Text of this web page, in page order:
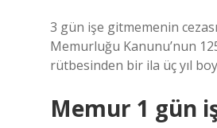
3 gün işe gitmemenin
Memurluğu Kanunu’nun
rütbesinden bir ila üç yıl
Memur 1 gün